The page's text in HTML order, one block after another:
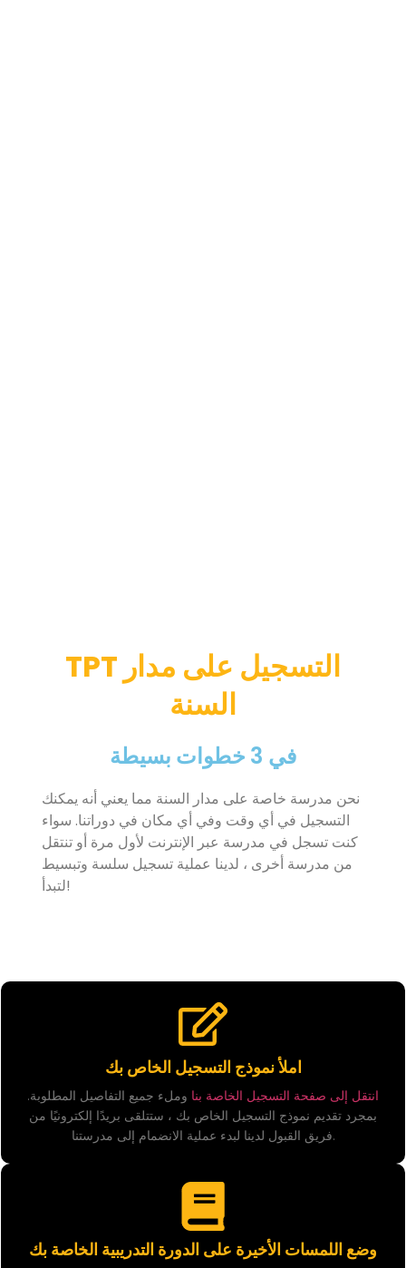
TPT التسجيل على مدار
السنة
في 3 خطوات بسيطة
نحن مدرسة خاصة على مدار السنة مما يعني أنه يمكنك
التسجيل في أي وقت وفي أي مكان في دوراتنا. سواء
كنت تسجل في مدرسة عبر الإنترنت لأول مرة أو تنتقل
من مدرسة أخرى ، لدينا عملية تسجيل سلسة وتبسيط
لتبدأ!
املأ نموذج التسجيل الخاص بك
انتقل إلى صفحة التسجيل الخاصة بنا وملء جميع التفاصيل المطلوبة.
بمجرد تقديم نموذج التسجيل الخاص بك ، ستتلقى بريدًا إلكترونيًا من
فريق القبول لدينا لبدء عملية الانضمام إلى مدرستنا.
وضع اللمسات الأخيرة على الدورة التدريبية الخاصة بك